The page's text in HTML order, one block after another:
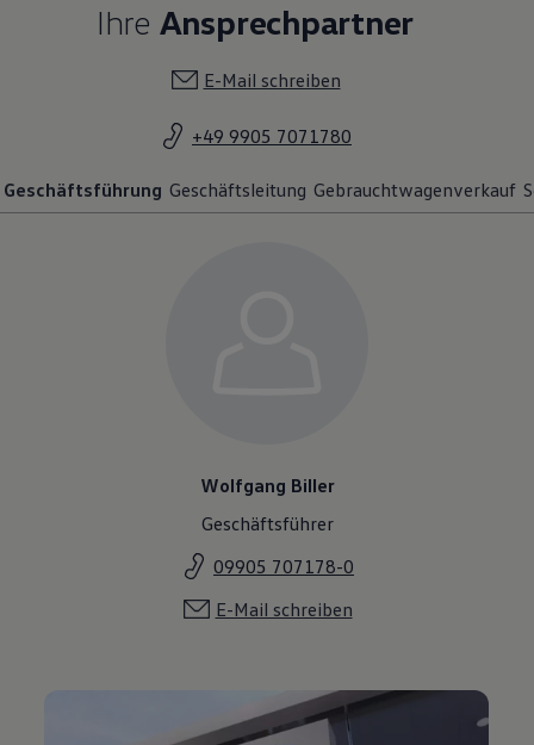
Ihre Ansprechpartner
E-Mail schreiben
+49 9905 7071780
Geschäftsführung Geschäftsleitung Gebrauchtwagenverkauf
Wolfgang Biller
Geschäftsführer
09905 707178-0
E-Mail schreiben